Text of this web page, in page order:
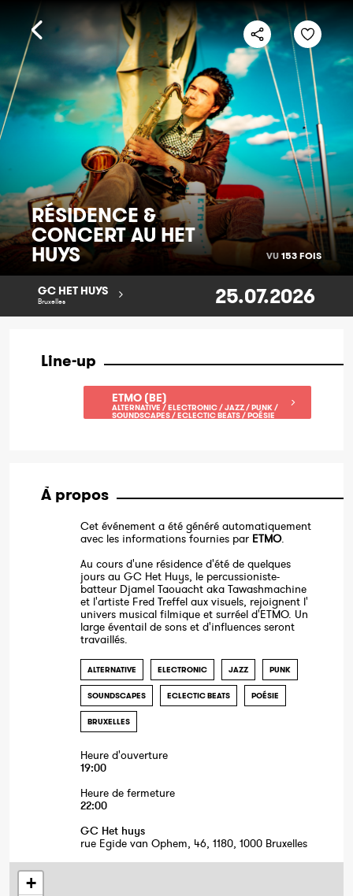
RÉSIDENCE &
CONCERT AU HET
HUYS VU 153 FOIS
GC HET HUYS
Bruxelles 25.07.2026
Line-up
ETMO (BE)
ALTERNATIVE / ELECTRONIC / JAZZ / PUNK /
SOUNDSCAPES / ECLECTIC BEATS / POÉSIE
À propos
Cet événement a été généré automatiquement
avec les informations fournies par ETMO.
Au cours d'une résidence d'été de quelques
jours au GC Het Huys, le percussioniste-
batteur Djamel Taouacht aka Tawashmachine
et l'artiste Fred Treffel aux visuels, rejoignent l'
univers musical filmique et surréel d'ETMO. Un
large éventail de sons et d'influences seront
travaillés.
ALTERNATIVE ELECTRONIC JAZZ PUNK
SOUNDSCAPES ECLECTIC BEATS POÉSIE
BRUXELLES
Heure d'ouverture
19:00
Heure de fermeture
22:00
GC Het huys
rue Egide van Ophem, 46, 1180, 1000 Bruxelles
+